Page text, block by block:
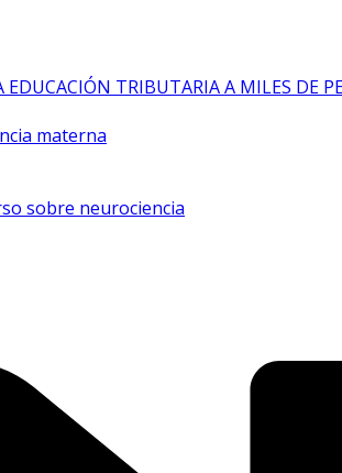
TRIBUTARIA A MILES DE
materna
sobre neurociencia